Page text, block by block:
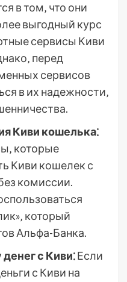
в том‚ что они
выгодный курс
сервисы Киви
перед
сервисов
в их надежности‚
Киви кошелька⁚
которые
Киви кошелек с
комиссии.
который
Альфа-Банка.
с Киви⁚Если
с Киви на